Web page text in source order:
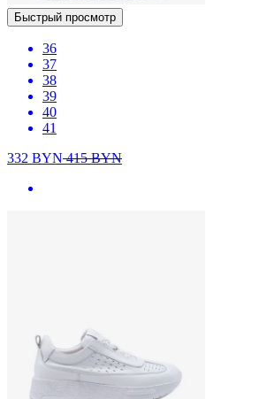
Быстрый просмотр
36
37
38
39
40
41
332 BYN415BYN